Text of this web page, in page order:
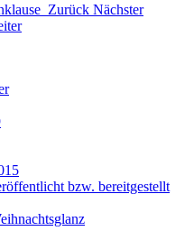
Zurück Nächster
bzw. bereitgestellt